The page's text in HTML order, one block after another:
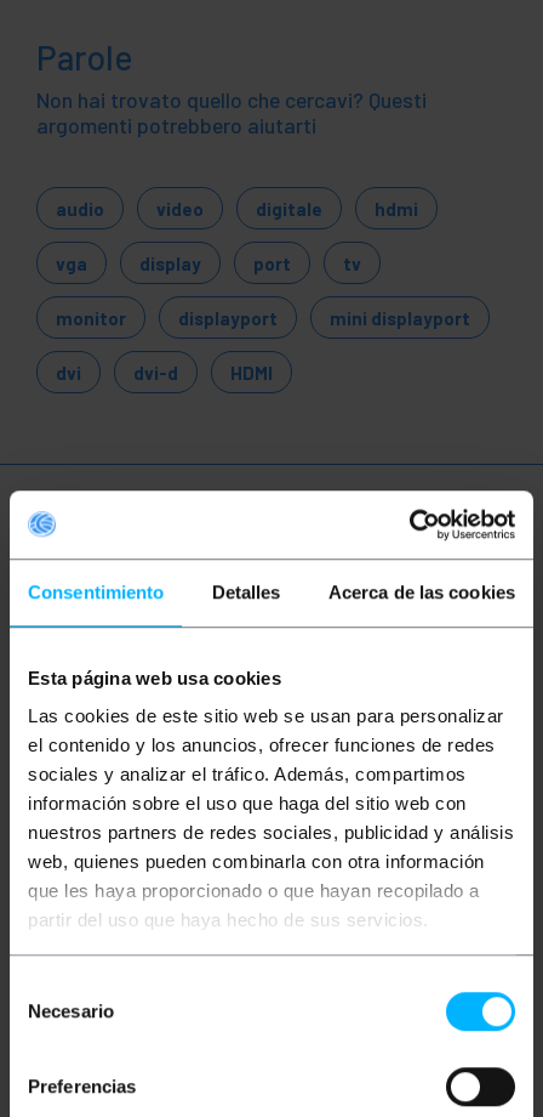
Consentimiento Detalles Acerca de las cookies
Esta página web usa cookies
Las cookies de este sitio web se usan para personalizar
el contenido y los anuncios, ofrecer funciones de redes
sociales y analizar el tráfico. Además, compartimos
información sobre el uso que haga del sitio web con
nuestros partners de redes sociales, publicidad y análisis
web, quienes pueden combinarla con otra información
que les haya proporcionado o que hayan recopilado a
partir del uso que haya hecho de sus servicios.
Necesario
Preferencias
Parole
Non hai trovato quello che cercavi? Questi
argomenti potrebbero aiutarti
audio video digitale hdmi
vga display port tv
monitor displayport mini displayport
dvi dvi-d HDMI
Ulteriori informazioni
Cavo Mini DisplayPort 4K/2K/1080P Full-HD con
connettori maschio su entrambe le estremità.
Consente di collegare facilmente la porta
DisplayPort di un computer a un televisore HD, un
monitor o un proiettore dotato di DisplayPort.
Consente il trasferimento di audio e video ad alta
definizione.
Specifiche
Cavo Mini DisplayPort 4K 2K 1080P Full-HD
UHD, con connettori maschi su entrambe le
estremità del cavo.
Consente di collegare facilmente la porta DP
di un computer a un televisore HD, un monitor
Permette il trasferimento di audio e video ad
alta definizione. Supporta risoluzioni fino a
4K (3840×2160 Ultra HD), 2K e 1080p (Full HD).
dati fino a 5,4 Gbps per linea (21,6 Gbps in
totale).